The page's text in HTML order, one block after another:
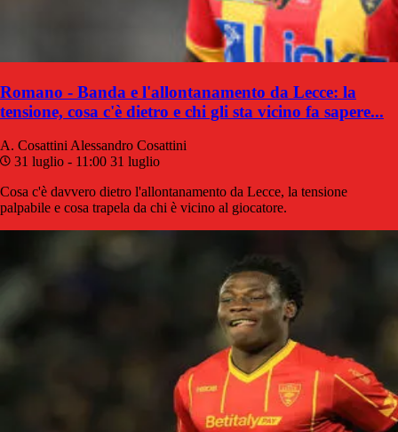
Romano - Banda e l'allontanamento da Lecce: la
tensione, cosa c'è dietro e chi gli sta vicino fa sapere...
A. Cosattini Alessandro Cosattini
31 luglio - 11:00 31 luglio
Cosa c'è davvero dietro l'allontanamento da Lecce, la tensione
palpabile e cosa trapela da chi è vicino al giocatore.